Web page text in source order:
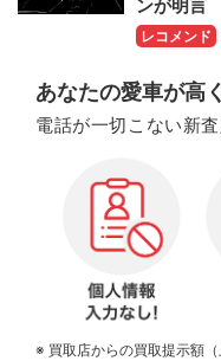
ンが明言
レコメンド
あなたの愛車が高
電話が一切こない新
※ 買取店からの買取提示額